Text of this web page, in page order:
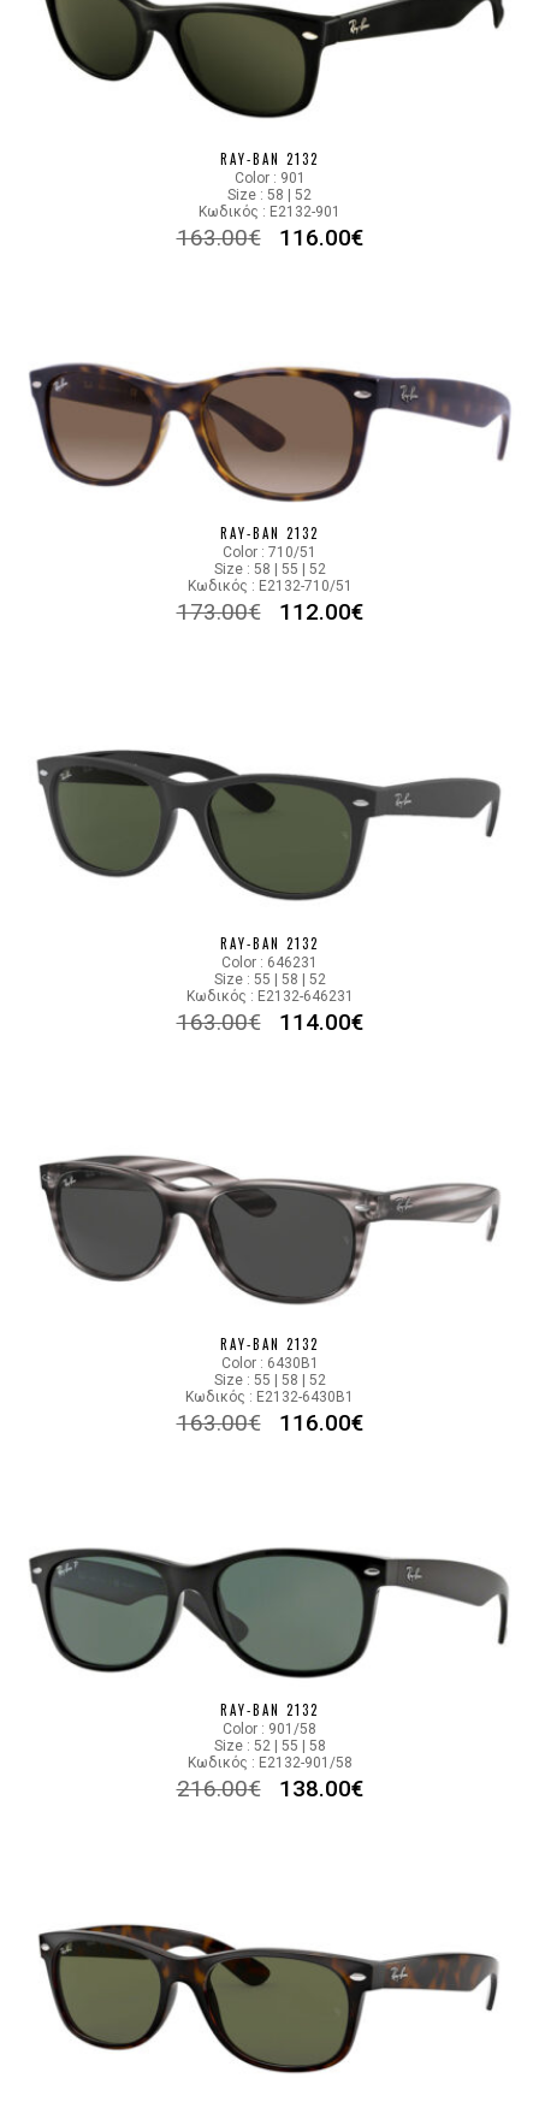
RAY-BAN 2132
Color : 901
Size : 58 | 52
Κωδικός : E2132-901
163.00€ 116.00€
RAY-BAN 2132
Color : 710/51
Size : 58 | 55 | 52
Κωδικός : E2132-710/51
173.00€ 112.00€
RAY-BAN 2132
Color : 646231
Size : 55 | 58 | 52
Κωδικός : E2132-646231
163.00€ 114.00€
RAY-BAN 2132
Color : 6430B1
Size : 55 | 58 | 52
Κωδικός : E2132-6430B1
163.00€ 116.00€
RAY-BAN 2132
Color : 901/58
Size : 52 | 55 | 58
Κωδικός : E2132-901/58
216.00€ 138.00€